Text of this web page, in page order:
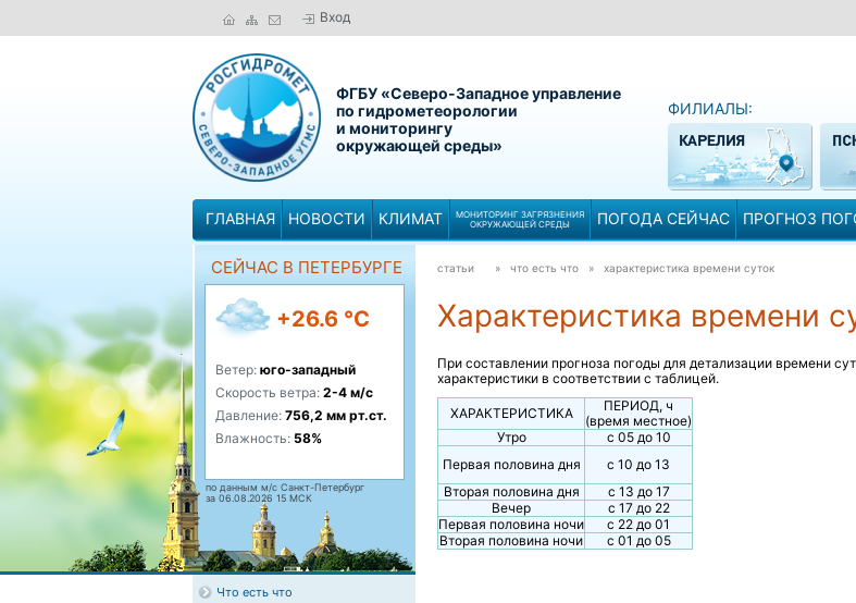
Вход
ФГБУ «Северо-Западное управление
по гидрометеорологии
и мониторингу
окружающей среды»
ФИЛИАЛЫ:
ГЛАВНАЯ НОВОСТИ КЛИМАТ
МОНИТОРИНГ ЗАГРЯЗНЕНИЯ
ОКРУЖАЮЩЕЙ СРЕДЫ
ПОГОДА СЕЙЧАС ПРОГНОЗ
СЕЙЧАС В ПЕТЕРБУРГЕ
+26.6 °C
Ветер: юго-западный
Скорость ветра: 2-4 м/с
Давление: 756,2 мм рт.ст.
Влажность: 58%
по данным м/с Санкт-Петербург
за 06.08.2026 15 МСК
Что есть что
статьи » что есть что » характеристика времени суток
Характеристика времени
При составлении прогноза погоды для детализации времени
характеристики в соответствии с таблицей.
ХАРАКТЕРИСТИКА
ПЕРИОД, ч
(время местное)
Утро
с 05 до 10
Первая половина дня
с 10 до 13
Вторая половина дня
с 13 до 17
Вечер
с 17 до 22
Первая половина ночи
с 22 до 01
Вторая половина ночи
с 01 до 05